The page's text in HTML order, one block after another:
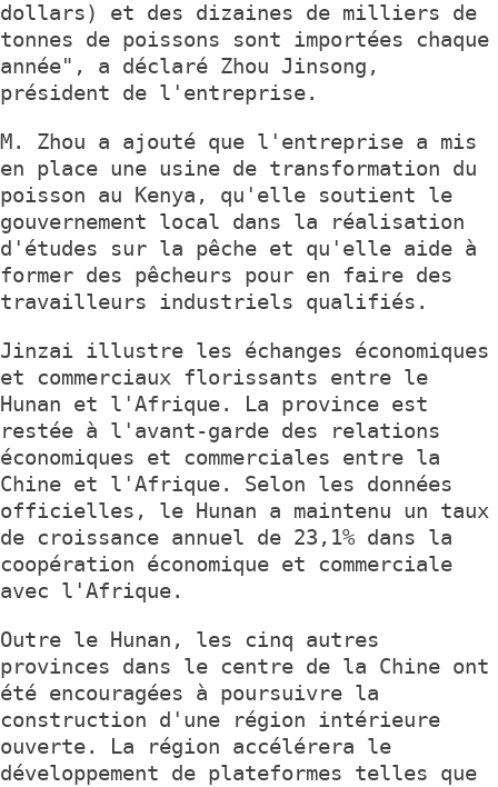
dollars) et des dizaines de milliers de
tonnes de poissons sont importées chaque
année", a déclaré Zhou Jinsong,
président de l'entreprise.
M. Zhou a ajouté que l'entreprise a mis
en place une usine de transformation du
poisson au Kenya, qu'elle soutient le
gouvernement local dans la réalisation
d'études sur la pêche et qu'elle aide à
former des pêcheurs pour en faire des
travailleurs industriels qualifiés.
Jinzai illustre les échanges économiques
et commerciaux florissants entre le
Hunan et l'Afrique. La province est
restée à l'avant-garde des relations
économiques et commerciales entre la
Chine et l'Afrique. Selon les données
officielles, le Hunan a maintenu un taux
de croissance annuel de 23,1% dans la
coopération économique et commerciale
avec l'Afrique.
Outre le Hunan, les cinq autres
provinces dans le centre de la Chine ont
été encouragées à poursuivre la
construction d'une région intérieure
ouverte. La région accélérera le
développement de plateformes telles que